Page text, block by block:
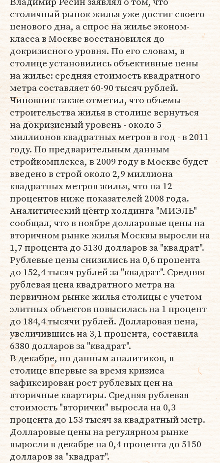
столичный рынок жилья уже достиг своего
ценового дна, а спрос на жилье эконом-
класса в Москве восстановился до
докризисного уровня. По его словам, в
столице установились объективные цены
на жилье: средняя стоимость квадратного
метра составляет 60-90 тысяч рублей.
Чиновник также отметил, что объемы
строительства жилья в столице вернуться
на докризисный уровень - около 5
миллионов квадратных метров в год - в 2011
году. По предварительным данным
стройкомплекса, в 2009 году в Москве будет
введено в строй около 2,9 миллиона
квадратных метров жилья, что на 12
процентов ниже показателей 2008 года.
Аналитический центр холдинга "МИЭЛЬ"
сообщал, что в ноябре долларовые цены на
вторичном рынке жилья Москвы выросли на
1,7 процента до 5130 долларов за "квадрат".
Рублевые цены снизились на 0,6 процента
до 152,4 тысяч рублей за "квадрат". Средняя
рублевая цена квадратного метра на
первичном рынке жилья столицы с учетом
элитных объектов повысилась на 1 процент
до 184,4 тысячи рублей. Долларовая цена,
увеличившись на 3,1 процента, составила
6380 долларов за "квадрат".
В декабре, по данным аналитиков, в
столице впервые за время кризиса
зафиксирован рост рублевых цен на
вторичные квартиры. Средняя рублевая
стоимость "вторички" выросла на 0,3
процента до 153 тысяч за квадратный метр.
Долларовые цены на регулярном рынке
выросли в декабре на 0,4 процента до 5150
долларов за "квадрат".